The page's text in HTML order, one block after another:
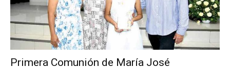
Primera Comunión de María José